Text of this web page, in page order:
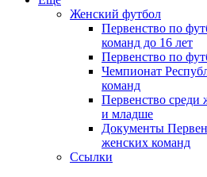
Женский футбол
Первенство по
команд до 16 лет
Первенство по
Чемпионат
команд
Первенство среди
и младше
Документы
женских команд
Ссылки